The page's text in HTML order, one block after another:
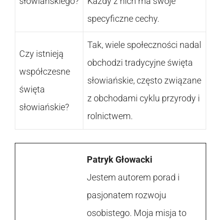
specyficzne cechy.
Czy istnieją
współczesne
święta
słowiańskie?
Tak, wiele społeczności nadal
obchodzi tradycyjne święta
słowiańskie, często związane
z obchodami cyklu przyrody i
rolnictwem.
Patryk Głowacki
Jestem autorem porad i
pasjonatem rozwoju
osobistego. Moja misja to